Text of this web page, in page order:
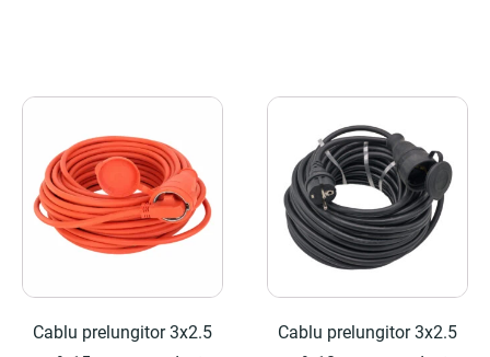
Cablu prelungitor 3x2.5
Cablu prelungitor 3x2.5